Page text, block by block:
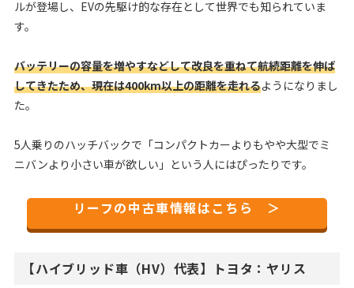
ルが登場し、EVの先駆け的な存在として世界でも知られていま
す。
バッテリーの容量を増やすなどして改良を重ねて航続距離を伸ば
してきたため、現在は400km以上の距離を走れるようになりまし
た。
5人乗りのハッチバックで「コンパクトカーよりもやや大型でミ
ニバンより小さい車が欲しい」という人にはぴったりです。
リーフの中古車情報はこちら ＞
【ハイブリッド車（HV）代表】トヨタ：ヤリス